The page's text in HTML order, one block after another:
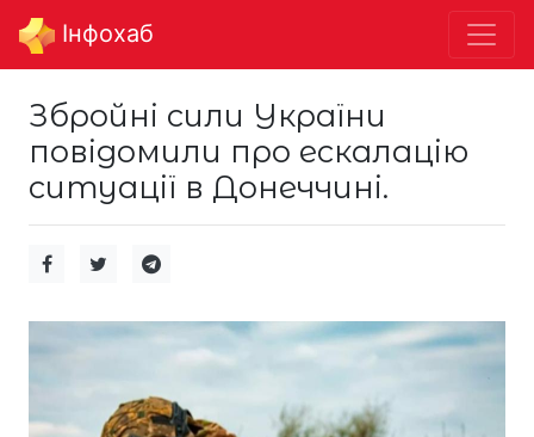
Інфохаб
Збройні сили України
повідомили про ескалацію
ситуації в Донеччині.